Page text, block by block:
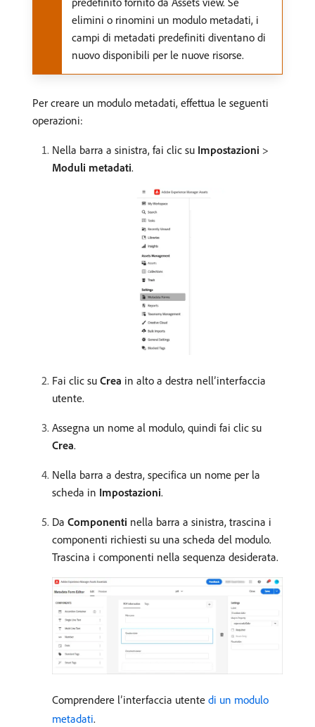
elimini o rinomini un modulo metadati, i
campi di metadati predefiniti diventano di
nuovo disponibili per le nuove risorse.
Per creare un modulo metadati, effettua le seguenti
operazioni:
Nella barra a sinistra, fai clic su Impostazioni >
Moduli metadati.
Fai clic su Crea in alto a destra nell’interfaccia
utente.
Assegna un nome al modulo, quindi fai clic su
Crea.
Nella barra a destra, specifica un nome per la
scheda in Impostazioni.
Da Componenti nella barra a sinistra, trascina i
componenti richiesti su una scheda del modulo.
Trascina i componenti nella sequenza desiderata.
Comprendere l’interfaccia utente di un modulo
metadati.